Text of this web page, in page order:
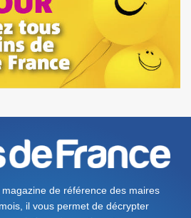
de référence des maires
il vous permet de décrypter